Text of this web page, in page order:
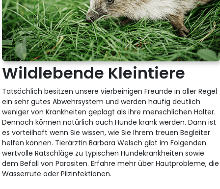
Wildlebende Kleintiere
Tatsächlich besitzen unsere vierbeinigen Freunde in aller Regel
ein sehr gutes Abwehrsystem und werden häufig deutlich
weniger von Krankheiten geplagt als ihre menschlichen Halter.
Dennoch können natürlich auch Hunde krank werden. Dann ist
es vorteilhaft wenn Sie wissen, wie Sie Ihrem treuen Begleiter
helfen können. Tierärztin Barbara Welsch gibt im Folgenden
wertvolle Ratschläge zu typischen Hundekrankheiten sowie
dem Befall von Parasiten. Erfahre mehr über Hautprobleme, die
Wasserrute oder Pilzinfektionen.